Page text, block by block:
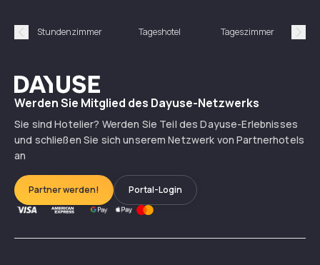
Précédent
Stundenzimmer Tageshotel Tageszimmer
Dayuse
Werden Sie Mitglied des Dayuse-Netzwerks
Sie sind Hotelier? Werden Sie Teil des Dayuse-Erlebnisses
und schließen Sie sich unserem Netzwerk von Partnerhotels
an
Partner werden! Portal-Login